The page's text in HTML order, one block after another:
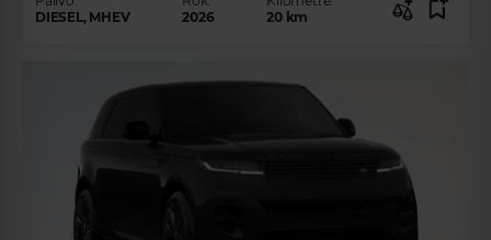
Rok
POKRAČOVAŤ
DIESEL, MHEV
2026
20 km